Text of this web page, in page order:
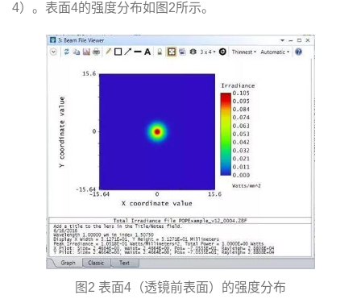
4）。表面4的强度分布如图2所示。
图2 表面4（透镜前表面）的强度分布